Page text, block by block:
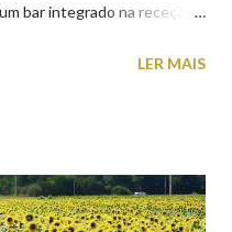
bar integrado na receção,
que homenageiam a
LER MAIS